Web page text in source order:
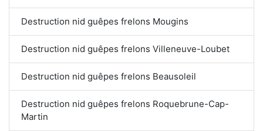
Destruction nid guêpes frelons Mougins
Destruction nid guêpes frelons Villeneuve-Loubet
Destruction nid guêpes frelons Beausoleil
Destruction nid guêpes frelons Roquebrune-Cap-
Martin